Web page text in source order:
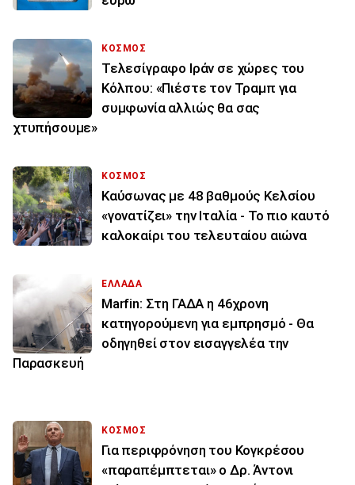
ΚΟΣΜΟΣ
Τελεσίγραφο Ιράν σε χώρες του
Κόλπου: «Πιέστε τον Τραμπ για
συμφωνία αλλιώς θα σας
χτυπήσουμε»
ΚΟΣΜΟΣ
Καύσωνας με 48 βαθμούς Κελσίου
«γονατίζει» την Ιταλία - Το πιο καυτό
καλοκαίρι του τελευταίου αιώνα
ΕΛΛΑΔΑ
Marfin: Στη ΓΑΔΑ η 46χρονη
κατηγορούμενη για εμπρησμό - Θα
οδηγηθεί στον εισαγγελέα την
Παρασκευή
ΚΟΣΜΟΣ
Για περιφρόνηση του Κογκρέσου
«παραπέμπτεται» ο Δρ. Άντονι